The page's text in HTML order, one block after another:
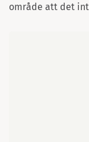
område att det